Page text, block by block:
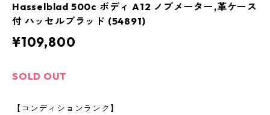
Hasselblad 500c ボディ A12 ノブメーター,革ケース
付 ハッセルブラッド (54891)
¥109,800
SOLD OUT
【コンディションランク】